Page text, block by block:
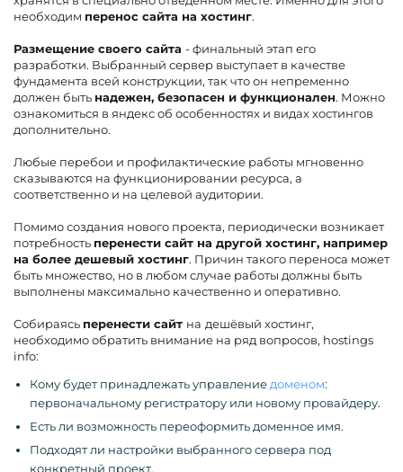
необходим перенос сайта на хостинг.
Размещение своего сайта - финальный этап его
разработки. Выбранный сервер выступает в качестве
фундамента всей конструкции, так что он непременно
должен быть надежен, безопасен и функционален. Можно
ознакомиться в яндекс об особенностях и видах хостингов
дополнительно.
Любые перебои и профилактические работы мгновенно
сказываются на функционировании ресурса, а
соответственно и на целевой аудитории.
Помимо создания нового проекта, периодически возникает
потребность перенести сайт на другой хостинг, например
на более дешевый хостинг. Причин такого переноса может
быть множество, но в любом случае работы должны быть
выполнены максимально качественно и оперативно.
Собираясь перенести сайт на дешёвый хостинг,
необходимо обратить внимание на ряд вопросов, hostings
info:
Кому будет принадлежать управление доменом:
первоначальному регистратору или новому провайдеру.
Есть ли возможность переоформить доменное имя.
Подходят ли настройки выбранного сервера под
конкретный проект.